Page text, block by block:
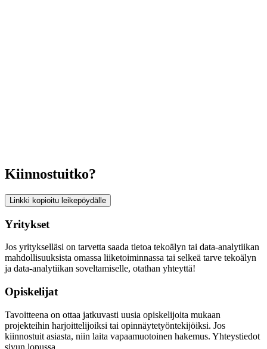
Kiinnostuitko?
Linkki kopioitu leikepöydälle
Yritykset
Jos yritykselläsi on tarvetta saada tietoa tekoälyn tai data-analytiikan
mahdollisuuksista omassa liiketoiminnassa tai selkeä tarve tekoälyn
ja data-analytiikan soveltamiselle, otathan yhteyttä!
Opiskelijat
Tavoitteena on ottaa jatkuvasti uusia opiskelijoita mukaan
projekteihin harjoittelijoiksi tai opinnäytetyöntekijöiksi. Jos
kiinnostuit asiasta, niin laita vapaamuotoinen hakemus. Yhteystiedot
sivun lopussa.